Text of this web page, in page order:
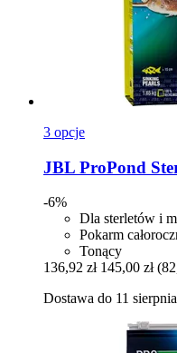
3 opcje
JBL ProPond
-6%
Dla sterletów i
Pokarm
Tonący
136,92 zł 145,00 zł
Dostawa do 11 sierpnia